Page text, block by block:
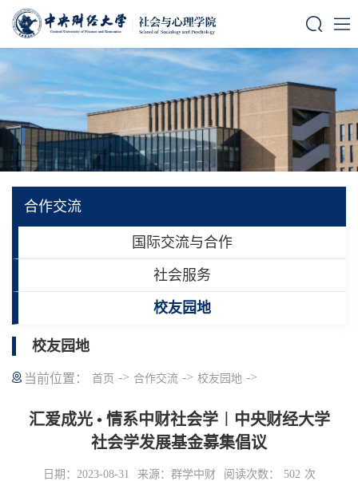
合作交流
国际交流与合作
社会服务
校友园地
校友园地
当前位置： 首页 -> 合作交流 -> 校友园地 ->
汇爱成光 • 情系中财社会学︱中央财经大学
社会学发展基金募集倡议
日期：2023-08-31 来源：群学中财 阅读次数： 502 次